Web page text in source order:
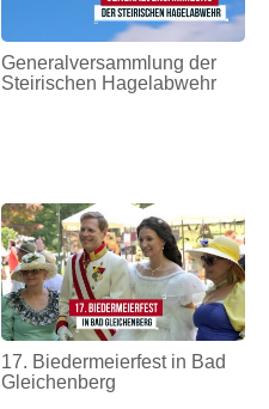
Generalversammlung der
Steirischen Hagelabwehr
17. Biedermeierfest in Bad
Gleichenberg